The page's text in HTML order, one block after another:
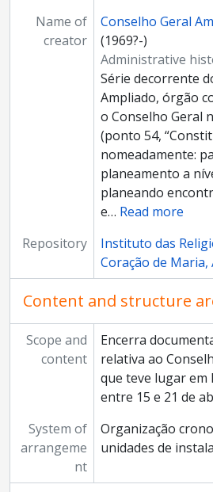
Name of
creator
Conselho Geral
(1969?-)
Administrative
Série decorrente
Ampliado, órgão
o Conselho Geral
(ponto 54,
nomeadamente:
planeamento a
planeando
e… Read more
Repository
Instituto das
Coração de
Content and structure
Scope and
content
Encerra
relativa ao
que teve lugar
entre 15 e 21 de
System of
arrangeme
nt
Organização
unidades de